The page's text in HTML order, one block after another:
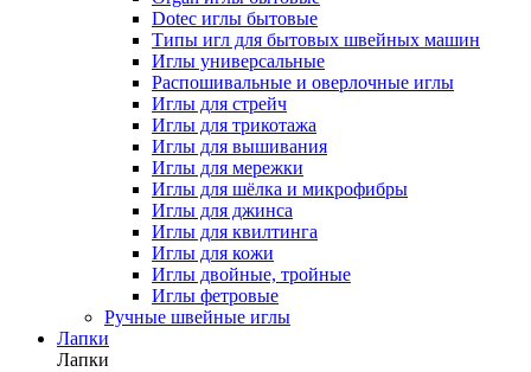
Dotec иглы бытовые
Типы игл для бытовых швейных машин
Иглы универсальные
Распошивальные и оверлочные иглы
Иглы для стрейч
Иглы для трикотажа
Иглы для вышивания
Иглы для мережки
Иглы для шёлка и микрофибры
Иглы для джинса
Иглы для квилтинга
Иглы для кожи
Иглы двойные, тройные
Иглы фетровые
Ручные швейные иглы
Лапки
Лапки